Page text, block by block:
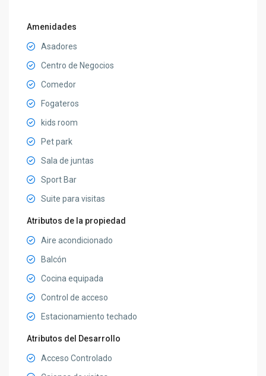
Amenidades
Asadores
Centro de Negocios
Comedor
Fogateros
kids room
Pet park
Sala de juntas
Sport Bar
Suite para visitas
Atributos de la propiedad
Aire acondicionado
Balcón
Cocina equipada
Control de acceso
Estacionamiento techado
Atributos del Desarrollo
Acceso Controlado